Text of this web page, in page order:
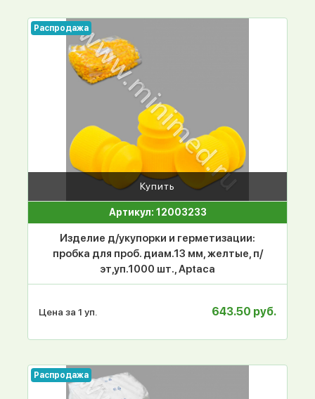
Распродажа
Купить
Артикул: 12003233
Изделие д/укупорки и герметизации:
пробка для проб. диам.13 мм, желтые, п/
эт,уп.1000 шт., Aptaca
Цена за 1 уп. 643.50 руб.
Распродажа